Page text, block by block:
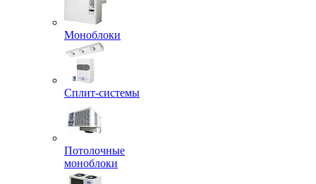
Моноблоки
Сплит-системы
Потолочные
моноблоки